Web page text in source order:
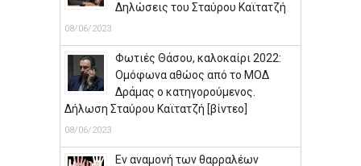
Δηλώσεις του Σταύρου Καϊτατζή
08/06/2023
Φωτιές Θάσου, καλοκαίρι 2022:
Ομόφωνα αθώος από το ΜΟΔ
Δράμας ο κατηγορούμενος.
Δήλωση Σταύρου Καϊτατζή [βίντεο]
08/06/2023
Εν αναμονή των θαρραλέων